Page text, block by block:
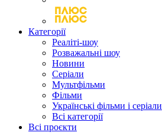
Категорії
Реаліті-шоу
Розважальні шоу
Новини
Серіали
Мультфільми
Фільми
Українські фільми і серіали
Всі категорії
Всі проєкти